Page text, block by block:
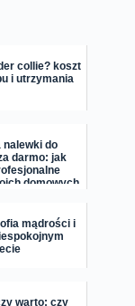
collie? koszt
i utrzymania
nalewki do
darmo: jak
domowych
mądrości i
warto: czy